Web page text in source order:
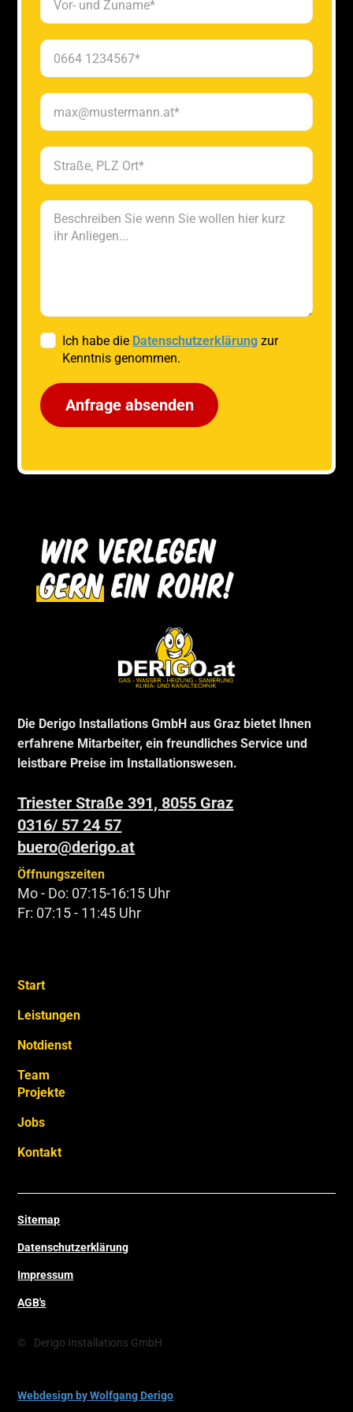
Die Derigo Installations GmbH aus Graz bietet Ihnen
erfahrene Mitarbeiter, ein freundliches Service und
leistbare Preise im Installationswesen.
Triester Straße 391, 8055 Graz
0316/ 57 24 57
buero@derigo.at
Öffnungszeiten
Mo - Do: 07:15-16:15 Uhr
Fr: 07:15 - 11:45 Uhr
Start
Leistungen
Notdienst
Team
Projekte
Jobs
Kontakt
Ich habe die Datenschutzerklärung zur
Kenntnis genommen.
Sitemap
Datenschutzerklärung
Impressum
AGB's
© Derigo Installations GmbH
Webdesign by Wolfgang Derigo